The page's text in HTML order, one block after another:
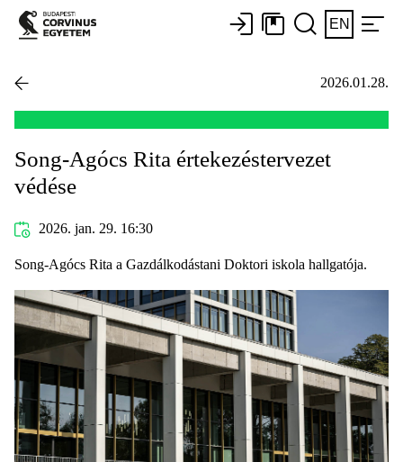
EN
2026.01.28.
Song-Agócs Rita értekezéstervezet
védése
2026. jan. 29. 16:30
Song-Agócs Rita a Gazdálkodástani Doktori iskola hallgatója.